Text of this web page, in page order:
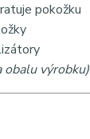
pokožku
obalu výrobku)